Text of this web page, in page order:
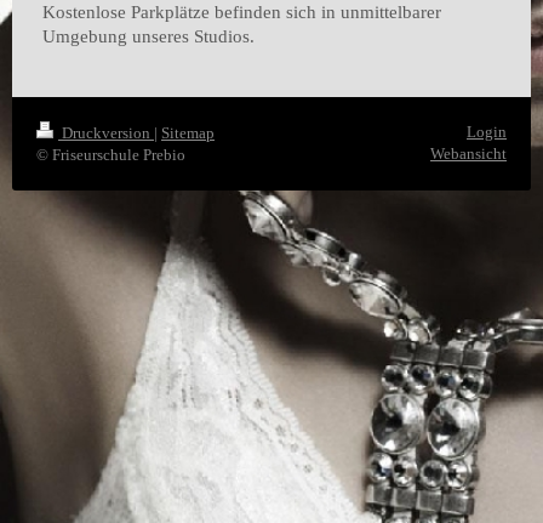
Kostenlose Parkplätze befinden sich in unmittelbarer
Umgebung unseres Studios.
Druckversion | Sitemap
© Friseurschule Prebio
Login
Webansicht